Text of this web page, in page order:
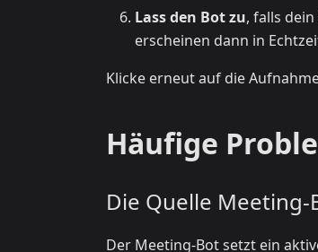
Lass den Bot zu, falls
erscheinen dann in
Klicke erneut auf die
Häufige
Die Quelle
Der Meeting-Bot setzt ein